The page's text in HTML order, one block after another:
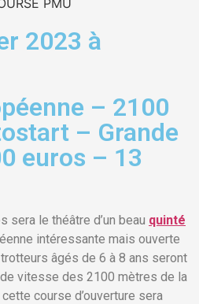
2023 à
– 2100
– Grande
euros – 13
sera le théâtre d’un beau quinté
intéressante mais ouverte
âgés de 6 à 8 ans seront
vitesse des 2100 mètres de la
course d’ouverture sera